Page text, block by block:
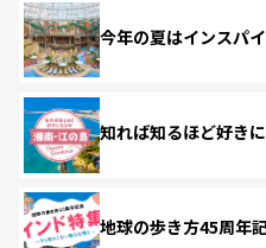
今年の夏はインスパ
知れば知るほど好き
地球の歩き方45周年